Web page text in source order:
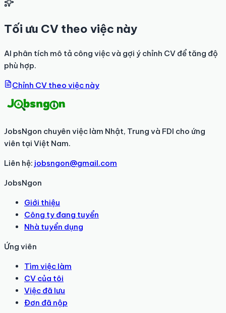
Tối ưu CV theo việc này
AI phân tích mô tả công việc và gợi ý chỉnh CV để tăng độ
phù hợp.
Chỉnh CV theo việc này
JobsNgon chuyên việc làm Nhật, Trung và FDI cho ứng
viên tại Việt Nam.
Liên hệ: jobsngon@gmail.com
JobsNgon
Giới thiệu
Công ty đang tuyển
Nhà tuyển dụng
Ứng viên
Tìm việc làm
CV của tôi
Việc đã lưu
Đơn đã nộp